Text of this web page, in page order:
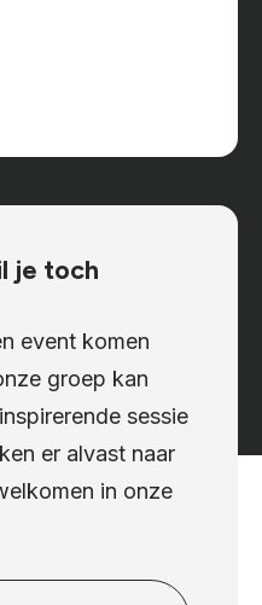
je toch
event komen
groep kan
sessie
er alvast naar
in onze